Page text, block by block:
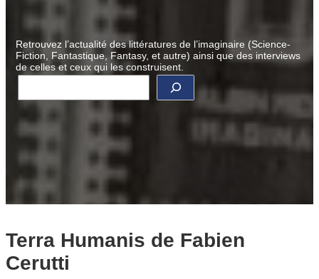
Retrouvez l’actualité des littératures de l’imaginaire (Science-
Fiction, Fantastique, Fantasy, et autre) ainsi que des interviews
de celles et ceux qui les construisent.
R
c
e
r
Terra Humanis de Fabien
Cerutti